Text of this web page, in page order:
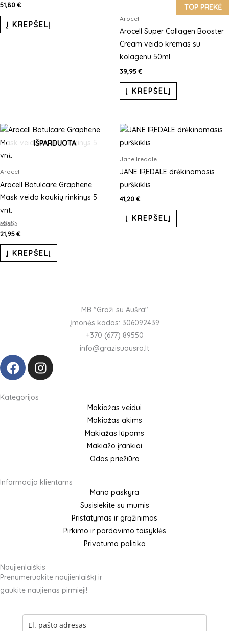
51,80€
Į KREPŠELĮ
TOP PREKĖ
Arocell
Arocell Super Collagen Booster
Cream veido kremas su
kolagenu 50ml
39,95€
Į KREPŠELĮ
IŠPARDUOTA
Arocell
Arocell Botulcare Graphene
Mask veido kaukių rinkinys 5
vnt.
Įvertinimas:
5.00
iš 5
21,95€
Į KREPŠELĮ
Jane Iredale
JANE IREDALE drėkinamasis
purškiklis
41,20€
Į KREPŠELĮ
This
multiple
MB "Graži su Aušra"
Įmonės kodas: 306092439
+370 (677) 89550
info@grazisuausra.lt
F
a
e
I
n
Kategorijos
Makiažas veidui
Makiažas akims
Makiažas lūpoms
Makiažo įrankiai
Odos priežiūra
Informacija klientams
Mano paskyra
Susisiekite su mumis
Pristatymas ir grąžinimas
Pirkimo ir pardavimo taisyklės
Privatumo politika
Naujienlaiškis
Prenumeruokite naujienlaiškį ir
gaukite naujienas pirmieji!